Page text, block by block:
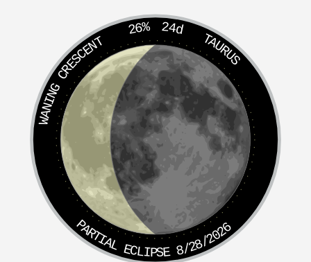
第三十四吉 腊木春将至 芳菲喜再新 鲲鲸兴巨浪 举钩禄为
第三十五吉 射鹿须乘箭 故僧引路归 遇道同仙籍 光
华映晚晖
第三十六末吉 先损后有益 如月之剥蚀 玉兔待重生 光华当
满室
第三十七半吉 阴叆未能通 求名亦未逢 幸然须有变 一箭中
第三十八半吉 月照天书静 云生雾彩霞 久想离庭客 无事
26% 24d
TAURUS
WANING CRESCENT
PARTIAL ECLIPSE 8/28/2026